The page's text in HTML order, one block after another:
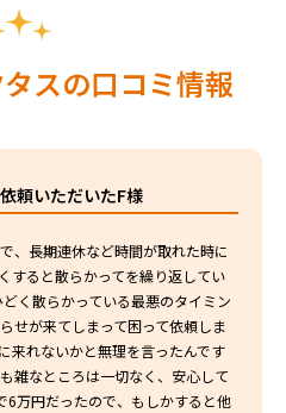
スの口コミ情報
頼いただいたF様
、長期連休など時間が取れた時に
すると散らかってを繰り返してい
く散らかっている最悪のタイミン
せが来てしまって困って依頼しま
来れないかと無理を言ったんです
雑なところは一切なく、安心して
6万円だったので、もしかすると他